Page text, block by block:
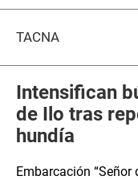
TACNA
Intensifican
de Ilo tras
hundía
Embarcación “Señor